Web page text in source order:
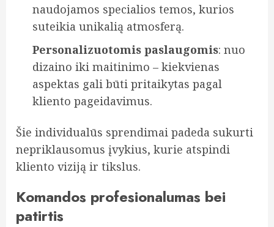
naudojamos specialios temos, kurios
suteikia unikalią atmosferą.
Personalizuotomis paslaugomis: nuo
dizaino iki maitinimo – kiekvienas
aspektas gali būti pritaikytas pagal
kliento pageidavimus.
Šie individualūs sprendimai padeda sukurti
nepriklausomus įvykius, kurie atspindi
kliento viziją ir tikslus.
Komandos profesionalumas bei
patirtis